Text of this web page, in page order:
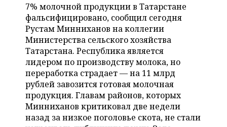
ТОРГОВЫЕ ЦЕНТРЫ
ТАТАРСТАНА
ИНВЕСТИЦИИ
МАШИНОСТРОЕНИЕ
НЕФТЕХИМИЯ
НЕФТЬ
ОПК
ЭНЕРГЕТИКА
НОВОСТИ БИЗНЕСА
РОЗНИЧНАЯ ТОРГОВЛЯ
ТРАНСПОРТ
УСЛУГИ
ТЕХНОЛОГИИ
НОВОСТИ ТЕХНОЛОГИЙ
МЕДИА
ТЕЛЕКОММУНИКАЦИИ
МЕРОПРИЯТИЯ
НОВОСТИ МЕРОПРИЯТИЙ
ВЫЕЗДНАЯ РЕДАКЦИЯ
БИЗНЕС-БРАНЧИ
СПОРТ
НОВОСТИ СПОРТА
ФУТБОЛ
ОБЩЕСТВО
НОВОСТИ ОБЩЕСТВА
ФОТОГАЛЕРЕЯ
7% молочной продукции в Татарстане
фальсифицировано, сообщил сегодня
Рустам Минниханов на коллегии
Министерства сельского хозяйства
Татарстана. Республика является
лидером по производству молока, но
переработка страдает — на 11 млрд
рублей завозится готовая молочная
продукция. Главам районов, которых
Минниханов критиковал две недели
назад за низкое поголовье скота, не стали